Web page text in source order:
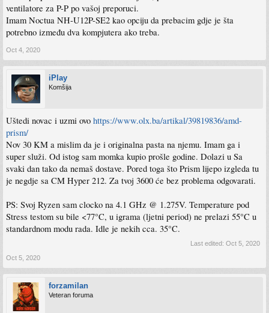
ventilatore za P-P po vašoj preporuci.
Imam Noctua NH-U12P-SE2 kao opciju da prebacim gdje je šta
potrebno između dva kompjutera ako treba.
Oct 4, 2020
iPlay
Komšija
Uštedi novac i uzmi ovo https://www.olx.ba/artikal/39819836/amd-
prism/
Nov 30 KM a mislim da je i originalna pasta na njemu. Imam ga i
super služi. Od istog sam momka kupio prošle godine. Dolazi u Sa
svaki dan tako da nemaš dostave. Pored toga što Prism lijepo izgleda tu
je negdje sa CM Hyper 212. Za tvoj 3600 će bez problema odgovarati.
PS: Svoj Ryzen sam clocko na 4.1 GHz @ 1.275V. Temperature pod
Stress testom su bile <77°C, u igrama (ljetni period) ne prelazi 55°C u
standardnom modu rada. Idle je nekih cca. 35°C.
Last edited: Oct 5, 2020
Oct 5, 2020
forzamilan
Veteran foruma